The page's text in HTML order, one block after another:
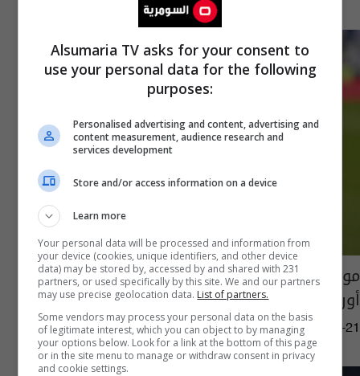
مونديال الأندية يتسبب بأزمة قوية لثلاثة نوادي
أوروبية
12:38 | 2024-09-21
Alsumaria TV asks for your consent to
use your personal data for the following
purposes:
Personalised advertising and content, advertising and
content measurement, audience research and
services development
Store and/or access information on a device
Learn more
Your personal data will be processed and information from
your device (cookies, unique identifiers, and other device
data) may be stored by, accessed by and shared with 231
partners, or used specifically by this site. We and our partners
may use precise geolocation data. List of partners.
Some vendors may process your personal data on the basis
of legitimate interest, which you can object to by managing
your options below. Look for a link at the bottom of this page
or in the site menu to manage or withdraw consent in privacy
and cookie settings.